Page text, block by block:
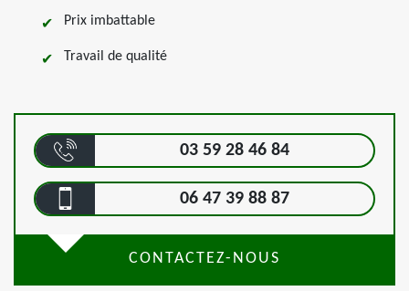
Prix imbattable
Travail de qualité
03 59 28 46 84
06 47 39 88 87
CONTACTEZ-NOUS